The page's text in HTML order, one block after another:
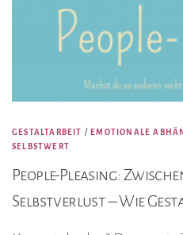
GESTALTARBEIT / EMOTIONALE
SELBSTWERT
People-Pleasing:
Selbstverlust – Wie